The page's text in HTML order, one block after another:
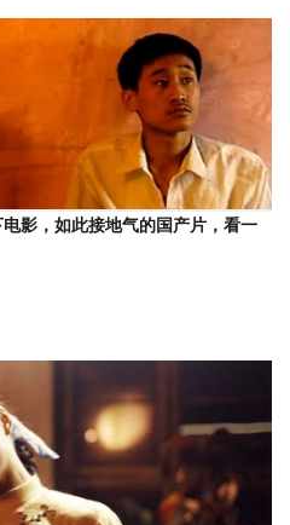
影，如此接地气的国产片，看一